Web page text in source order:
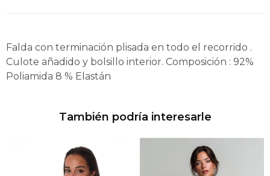
Falda con terminación plisada en todo el recorrido .
Culote añadido y bolsillo interior. Composición : 92%
Poliamida 8 % Elastán
También podría interesarle